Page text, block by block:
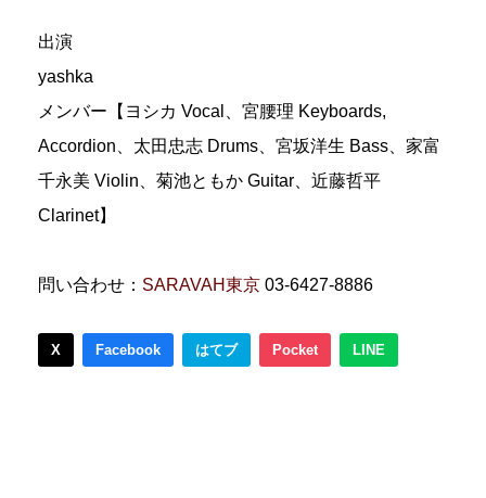
出演
yashka
メンバー【ヨシカ Vocal、宮腰理 Keyboards,
Accordion、太田忠志 Drums、宮坂洋生 Bass、家富
千永美 Violin、菊池ともか Guitar、近藤哲平
Clarinet】
問い合わせ： SARAVAH東京 03-6427-8886
X Facebook はてブ Pocket LINE